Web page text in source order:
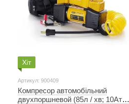
Хіт
Артикул: 900409
Компресор автомобільний
двухпоршневой (85л / хв; 10Атм;